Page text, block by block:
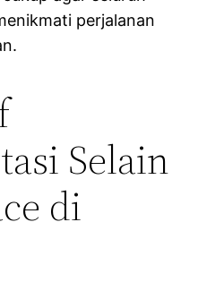
perjalanan
Selain
di